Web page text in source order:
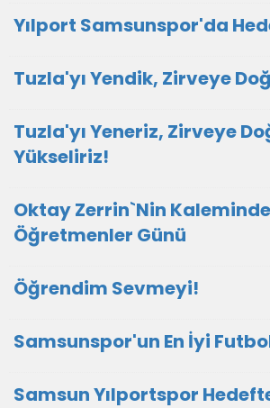
Yılport Samsunspor'da
Tuzla'yı Yendik, Zirveye
Tuzla'yı Yeneriz, Zirveye
Yükseliriz!
Oktay Zerrin`Nin
Öğretmenler Günü
Öğrendim Sevmeyi!
Samsunspor'un En İyi
Samsun Yılportspor